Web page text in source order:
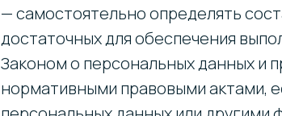
— самостоятельно определять
достаточных для обеспечения
Законом о персональных данных и
нормативными правовыми актами,